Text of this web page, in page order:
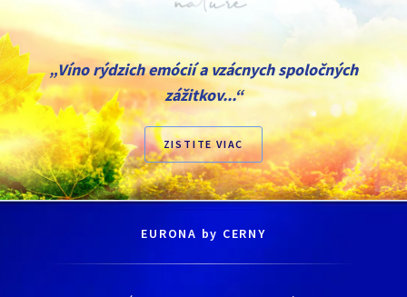
„Víno rýdzich emócií a vzácnych spoločných
zážitkov...“
ZISTITE VIAC
EURONA by CERNY